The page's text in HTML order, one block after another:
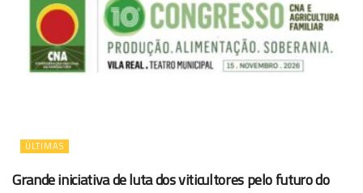
ÚLTIMAS
Grande iniciativa de luta dos viticultores pelo futuro do